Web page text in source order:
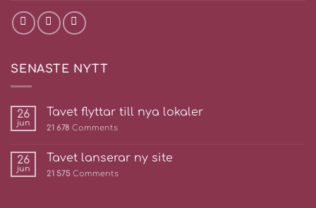
SENASTE NYTT
26
jun
Tavet flyttar till nya lokaler
21 678 Comments
26
jun
Tavet lanserar ny site
21 575 Comments